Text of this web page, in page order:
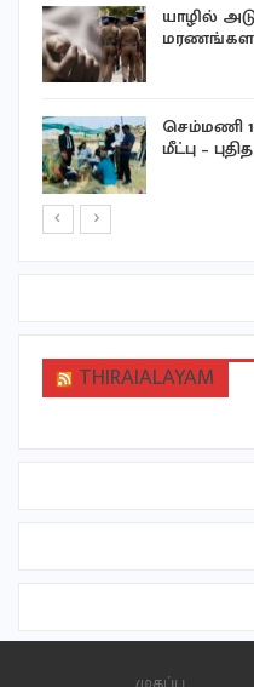
யாழில்
செம்மணி
மீட்பு –
THIRAIALAYAM